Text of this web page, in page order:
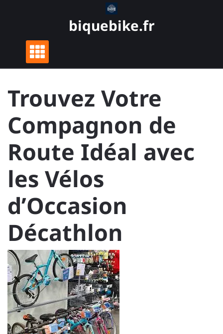
biquebike.fr
Trouvez Votre
Compagnon de
Route Idéal avec
les Vélos
d’Occasion
Décathlon